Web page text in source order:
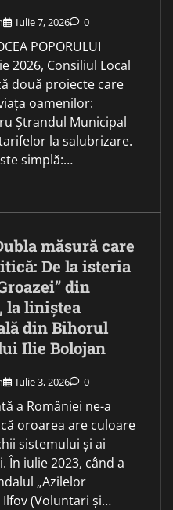
Iulie 7, 2026 0
POPORULUI
2026, Consiliul Local
două proiecte care
oamenilor:
Ștrandul Municipal
la salubrizare.
simplă:…
măsură care
De la isteria
din
la liniștea
din Bihorul
Ilie Bolojan
Iulie 3, 2026 0
a României ne-a
oroarea are culoare
sistemului și ai
În iulie 2023, când a
„Azilelor
Ilfov (Voluntari și…